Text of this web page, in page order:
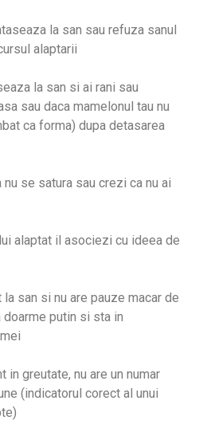
la san sau refuza sanul
alaptarii
la san si ai rani sau
sau daca mamelonul tau nu
ca forma) dupa detasarea
se satura sau crezi ca nu ai
alaptat il asociezi cu ideea de
san si nu are pauze macar de
doarme putin si sta in
in greutate, nu are un numar
(indicatorul corect al unui